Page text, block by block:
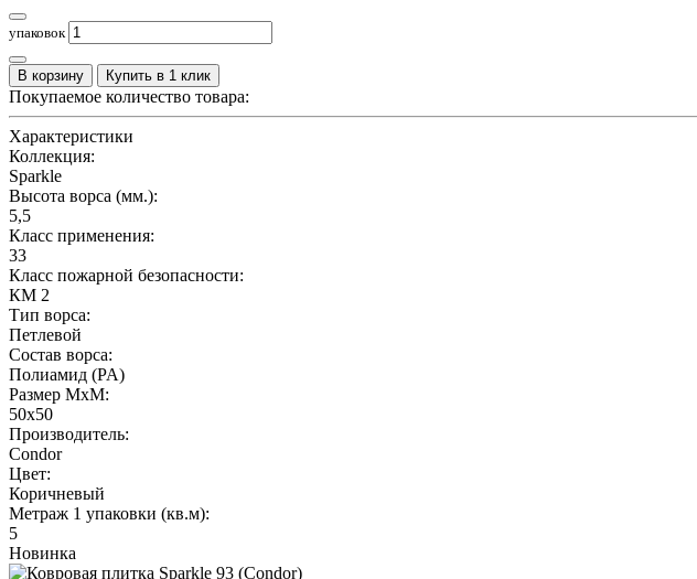
упаковок
В корзину Купить в 1 клик
Покупаемое количество товара:
Характеристики
Коллекция:
Sparkle
Высота ворса (мм.):
5,5
Класс применения:
33
Класс пожарной безопасности:
КМ 2
Тип ворса:
Петлевой
Состав ворса:
Полиамид (PA)
Размер МхМ:
50x50
Производитель:
Condor
Цвет:
Коричневый
Метраж 1 упаковки (кв.м):
5
Новинка